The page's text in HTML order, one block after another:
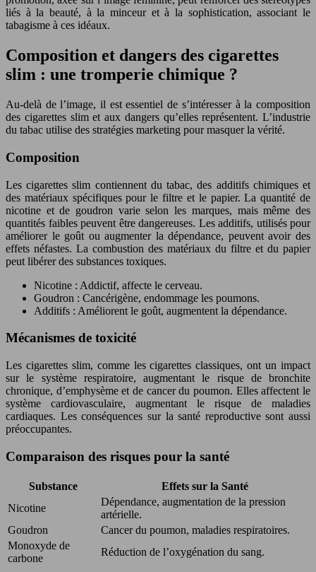
liés à la beauté, à la minceur et à la sophistication, associant le
tabagisme à ces idéaux.
Composition et dangers des cigarettes
slim : une tromperie chimique ?
Au-delà de l’image, il est essentiel de s’intéresser à la composition
des cigarettes slim et aux dangers qu’elles représentent. L’industrie
du tabac utilise des stratégies marketing pour masquer la vérité.
Composition
Les cigarettes slim contiennent du tabac, des additifs chimiques et
des matériaux spécifiques pour le filtre et le papier. La quantité de
nicotine et de goudron varie selon les marques, mais même des
quantités faibles peuvent être dangereuses. Les additifs, utilisés pour
améliorer le goût ou augmenter la dépendance, peuvent avoir des
effets néfastes. La combustion des matériaux du filtre et du papier
peut libérer des substances toxiques.
Nicotine : Addictif, affecte le cerveau.
Goudron : Cancérigène, endommage les poumons.
Additifs : Améliorent le goût, augmentent la dépendance.
Mécanismes de toxicité
Les cigarettes slim, comme les cigarettes classiques, ont un impact
sur le système respiratoire, augmentant le risque de bronchite
chronique, d’emphysème et de cancer du poumon. Elles affectent le
système cardiovasculaire, augmentant le risque de maladies
cardiaques. Les conséquences sur la santé reproductive sont aussi
préoccupantes.
Comparaison des risques pour la santé
Substance
Effets sur la Santé
Nicotine
Dépendance, augmentation de la pression
artérielle.
Goudron
Cancer du poumon, maladies respiratoires.
Monoxyde de
carbone
Réduction de l’oxygénation du sang.